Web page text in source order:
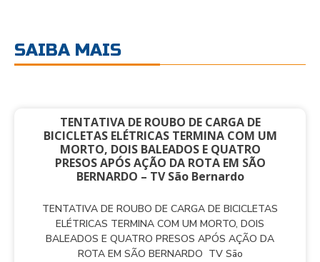
SAIBA MAIS
TENTATIVA DE ROUBO DE CARGA DE
BICICLETAS ELÉTRICAS TERMINA COM UM
MORTO, DOIS BALEADOS E QUATRO
PRESOS APÓS AÇÃO DA ROTA EM SÃO
BERNARDO – TV São Bernardo
TENTATIVA DE ROUBO DE CARGA DE BICICLETAS
ELÉTRICAS TERMINA COM UM MORTO, DOIS
BALEADOS E QUATRO PRESOS APÓS AÇÃO DA
ROTA EM SÃO BERNARDO TV São